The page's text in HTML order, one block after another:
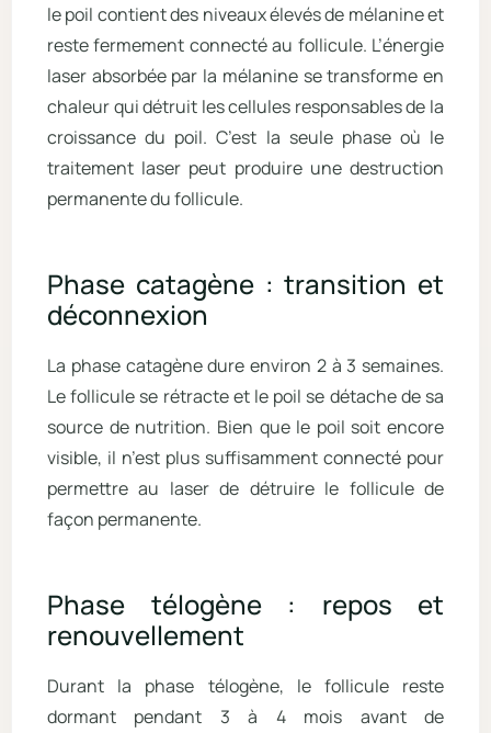
le poil contient des niveaux élevés de mélanine et
reste fermement connecté au follicule. L’énergie
laser absorbée par la mélanine se transforme en
chaleur qui détruit les cellules responsables de la
croissance du poil. C’est la seule phase où le
traitement laser peut produire une destruction
permanente du follicule.
Phase catagène : transition et
déconnexion
La phase catagène dure environ 2 à 3 semaines.
Le follicule se rétracte et le poil se détache de sa
source de nutrition. Bien que le poil soit encore
visible, il n’est plus suffisamment connecté pour
permettre au laser de détruire le follicule de
façon permanente.
Phase télogène : repos et
renouvellement
Durant la phase télogène, le follicule reste
dormant pendant 3 à 4 mois avant de